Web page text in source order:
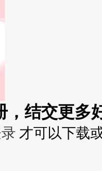
，结交更多
才可以下载